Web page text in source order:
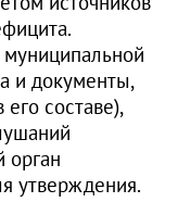
и документы,
составе),
орган
утверждения.